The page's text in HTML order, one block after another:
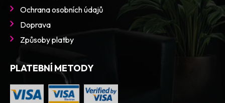
Ochrana osobních údajů
Doprava
Způsoby platby
PLATEBNÍ METODY